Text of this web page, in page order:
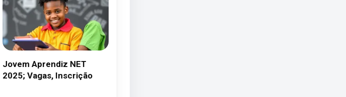
Jovem Aprendiz NET
2025; Vagas, Inscrição